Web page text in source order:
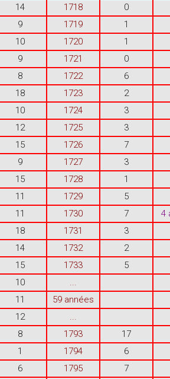
14 1718
0
9 1719
1
10 1720
1
9 1721
0
8 1722
6
18 1723
2
10 1724
3
12 1725
3
15 1726
7
9 1727
3
15 1728
1
11 1729
5
11 1730 7
4
18 1731
3
14 1732
2
15 1733
5
10
11
59 années
12
8 1793
17
1 1794
6
6 1795
7